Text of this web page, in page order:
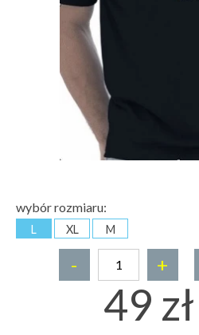
wybór rozmiaru:
L XL M
- +
49 zł